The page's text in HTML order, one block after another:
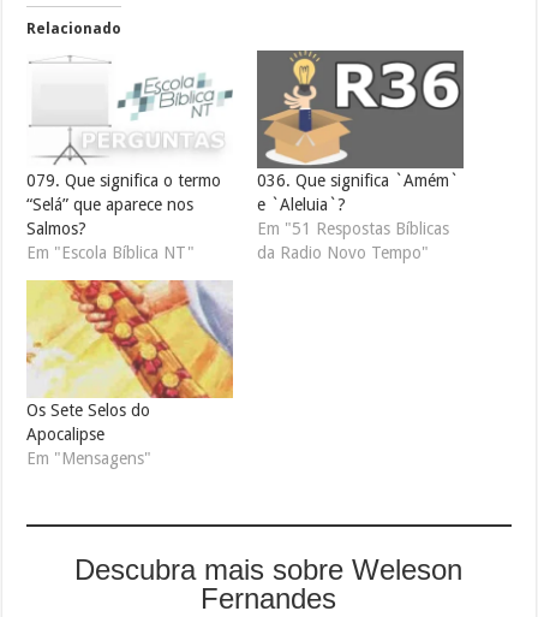
Relacionado
079. Que significa o termo
“Selá” que aparece nos
Salmos?
Em "Escola Bíblica NT"
036. Que significa `Amém`
e `Aleluia`?
Em "51 Respostas Bíblicas
da Radio Novo Tempo"
Os Sete Selos do
Apocalipse
Em "Mensagens"
Descubra mais sobre Weleson
Fernandes